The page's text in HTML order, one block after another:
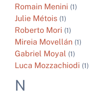
Romain Menini (1)
Julie Métois (1)
Roberto Mori (1)
Mireia Movellán (1)
Gabriel Moyal (1)
Luca Mozzachiodi (1)
N